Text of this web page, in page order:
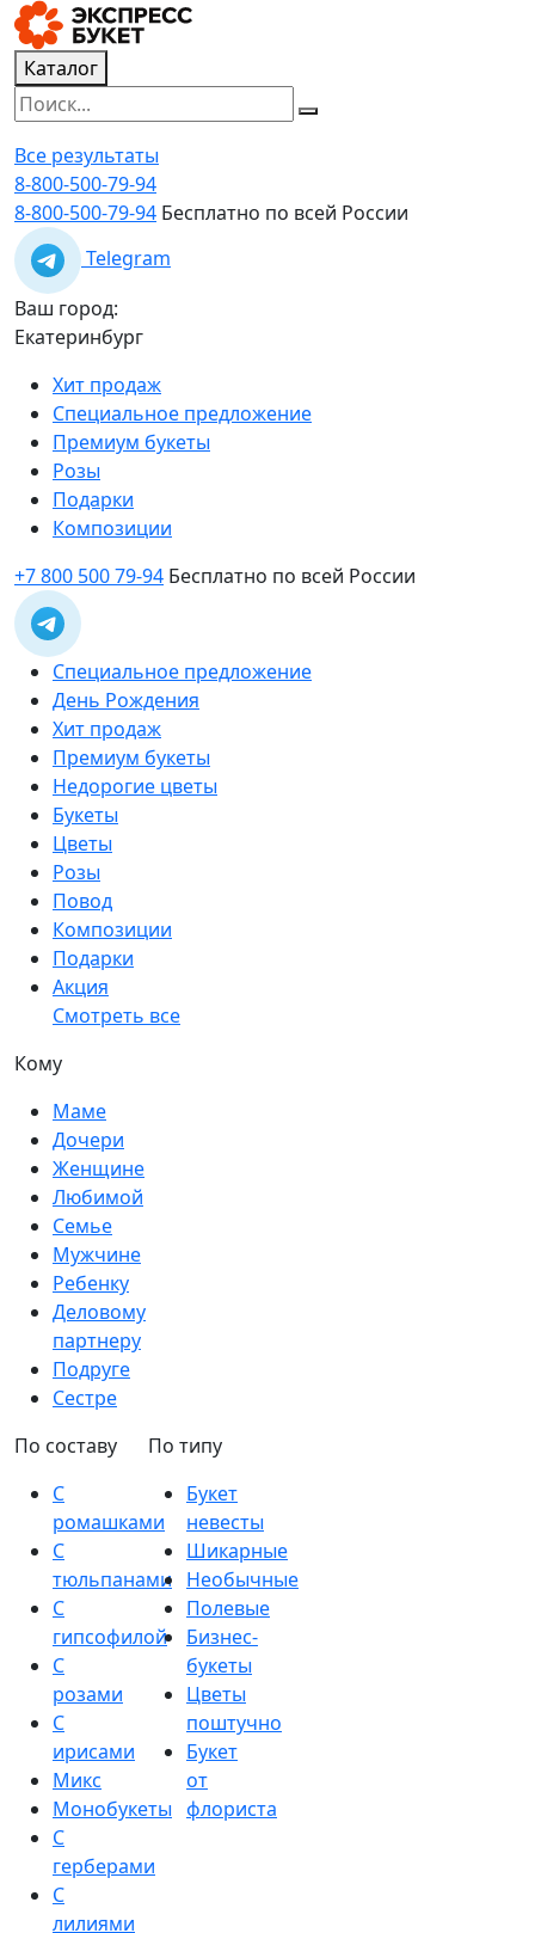
Каталог
Все результаты
8-800-500-79-94
8-800-500-79-94 Бесплатно по всей России
Telegram
Ваш город:
Екатеринбург
Хит продаж
Специальное предложение
Премиум букеты
Розы
Подарки
Композиции
+7 800 500 79-94 Бесплатно по всей России
Специальное предложение
День Рождения
Хит продаж
Премиум букеты
Недорогие цветы
Букеты
Цветы
Розы
Повод
Композиции
Подарки
Акция
Смотреть все
Кому
Маме
Дочери
Женщине
Любимой
Семье
Мужчине
Ребенку
Деловому
партнеру
Подруге
Сестре
По составу
С
ромашками
С
тюльпанами
С
гипсофилой
С
розами
С
ирисами
Микс
Монобукеты
С
герберами
С
лилиями
По типу
Букет
невесты
Шикарные
Необычные
Полевые
Бизнес-
букеты
Цветы
поштучно
Букет
от
флориста